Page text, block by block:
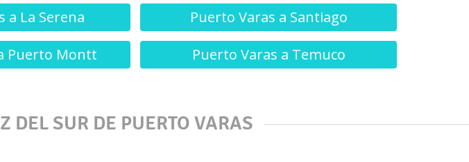
a La Serena
Puerto Varas a Santiago
Puerto Montt Puerto Varas a Temuco
DEL SUR DE PUERTO VARAS